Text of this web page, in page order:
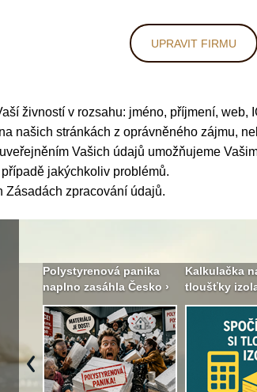
UPRAVIT FIRMU
živností v rozsahu: jméno, příjmení, web,
našich stránkách z oprávněného zájmu,
Vašich údajů umožňujeme
jakýchkoliv problémů.
Zásadách zpracování údajů.
›
Polystyrenová panika
naplno zasáhla Česko ›
Kalkulačka
tloušťky
Previous